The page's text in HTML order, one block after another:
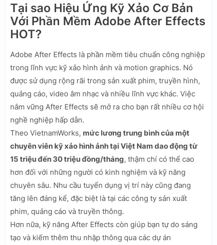
Tại sao Hiệu Ứng Kỹ Xảo Cơ Bản
Với Phần Mềm Adobe After Effects
HOT?
Adobe After Effects là phần mềm tiêu chuẩn công nghiệp
trong lĩnh vực kỹ xảo hình ảnh và motion graphics. Nó
được sử dụng rộng rãi trong sản xuất phim, truyền hình,
quảng cáo, video âm nhạc và nhiều lĩnh vực khác. Việc
nắm vững After Effects sẽ mở ra cho bạn rất nhiều cơ hội
nghề nghiệp hấp dẫn.
Theo VietnamWorks, mức lương trung bình của một
chuyên viên kỹ xảo hình ảnh tại Việt Nam dao động từ
15 triệu đến 30 triệu đồng/tháng, thậm chí có thể cao
hơn đối với những người có kinh nghiệm và kỹ năng
chuyên sâu. Nhu cầu tuyển dụng vị trí này cũng đang
tăng lên đáng kể, đặc biệt là tại các công ty sản xuất
phim, quảng cáo và truyền thông.
Hơn nữa, kỹ năng After Effects còn giúp bạn tự do sáng
tạo và kiếm thêm thu nhập thông qua các dự án